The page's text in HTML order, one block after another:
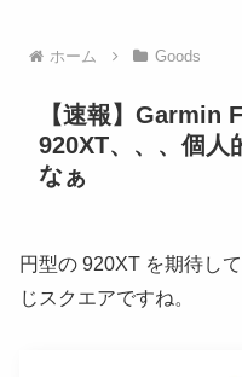
ホーム Goods
【速報】Garmin
920XT、、、個人
なぁ
円型の 920XT を期待し
じスクエアですね。